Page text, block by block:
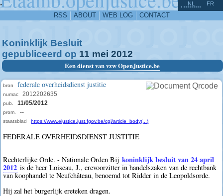
-
RSS ABOUT WEB LOG CONTACT
NL FR
Koninklijk Besluit
gepubliceerd op 11 mei 2012
Een dienst van vzw OpenJustice.be
bron federale overheidsdienst justitie
numac 2012202635
pub. 11/05/2012
prom. --
staatsblad https://www.ejustice.just.fgov.be/cgi/article_body(...)
FEDERALE OVERHEIDSDIENST JUSTITIE
Rechterlijke Orde. - Nationale Orden Bij koninklijk besluit van 24 april
2012 is de heer Loiseau, J., erevoorzitter in handelszaken van de rechtbank
van koophandel te Neufchâteau, benoemd tot Ridder in de Leopoldsorde.
Hij zal het burgerlijk ereteken dragen.
^